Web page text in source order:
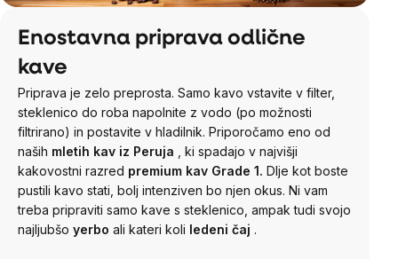
Enostavna priprava odlične
kave
Priprava je zelo preprosta. Samo kavo vstavite v filter,
steklenico do roba napolnite z vodo (po možnosti
filtrirano) in postavite v hladilnik. Priporočamo eno od
naših mletih kav iz Peruja
, ki spadajo v najvišji
kakovostni razred premium kav Grade 1. Dlje kot boste
pustili kavo stati, bolj intenziven bo njen okus. Ni vam
treba pripraviti samo kave s steklenico, ampak tudi svojo
najljubšo yerbo ali kateri koli ledeni čaj .